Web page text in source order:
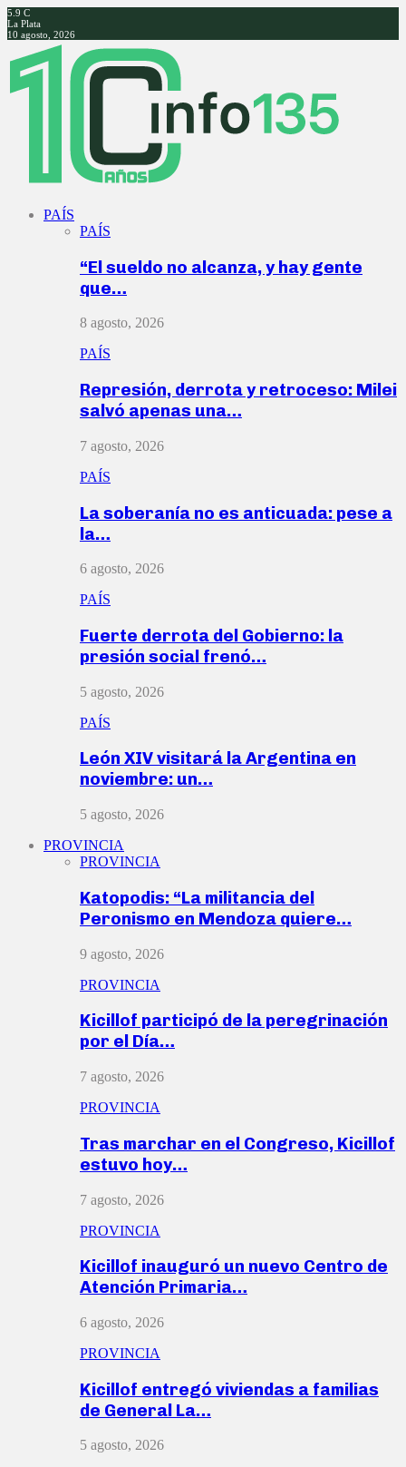
5.9 C
La Plata
10 agosto, 2026
Facebook
Twitter
Instagram
Youtube
PAÍS
PAÍS
“El sueldo no alcanza, y hay gente
que…
8 agosto, 2026
PAÍS
Represión, derrota y retroceso: Milei
salvó apenas una…
7 agosto, 2026
PAÍS
La soberanía no es anticuada: pese a
la…
6 agosto, 2026
PAÍS
Fuerte derrota del Gobierno: la
presión social frenó…
5 agosto, 2026
PAÍS
León XIV visitará la Argentina en
noviembre: un…
5 agosto, 2026
PROVINCIA
PROVINCIA
Katopodis: “La militancia del
Peronismo en Mendoza quiere…
9 agosto, 2026
PROVINCIA
Kicillof participó de la peregrinación
por el Día…
7 agosto, 2026
PROVINCIA
Tras marchar en el Congreso, Kicillof
estuvo hoy…
7 agosto, 2026
PROVINCIA
Kicillof inauguró un nuevo Centro de
Atención Primaria…
6 agosto, 2026
PROVINCIA
Kicillof entregó viviendas a familias
de General La…
5 agosto, 2026